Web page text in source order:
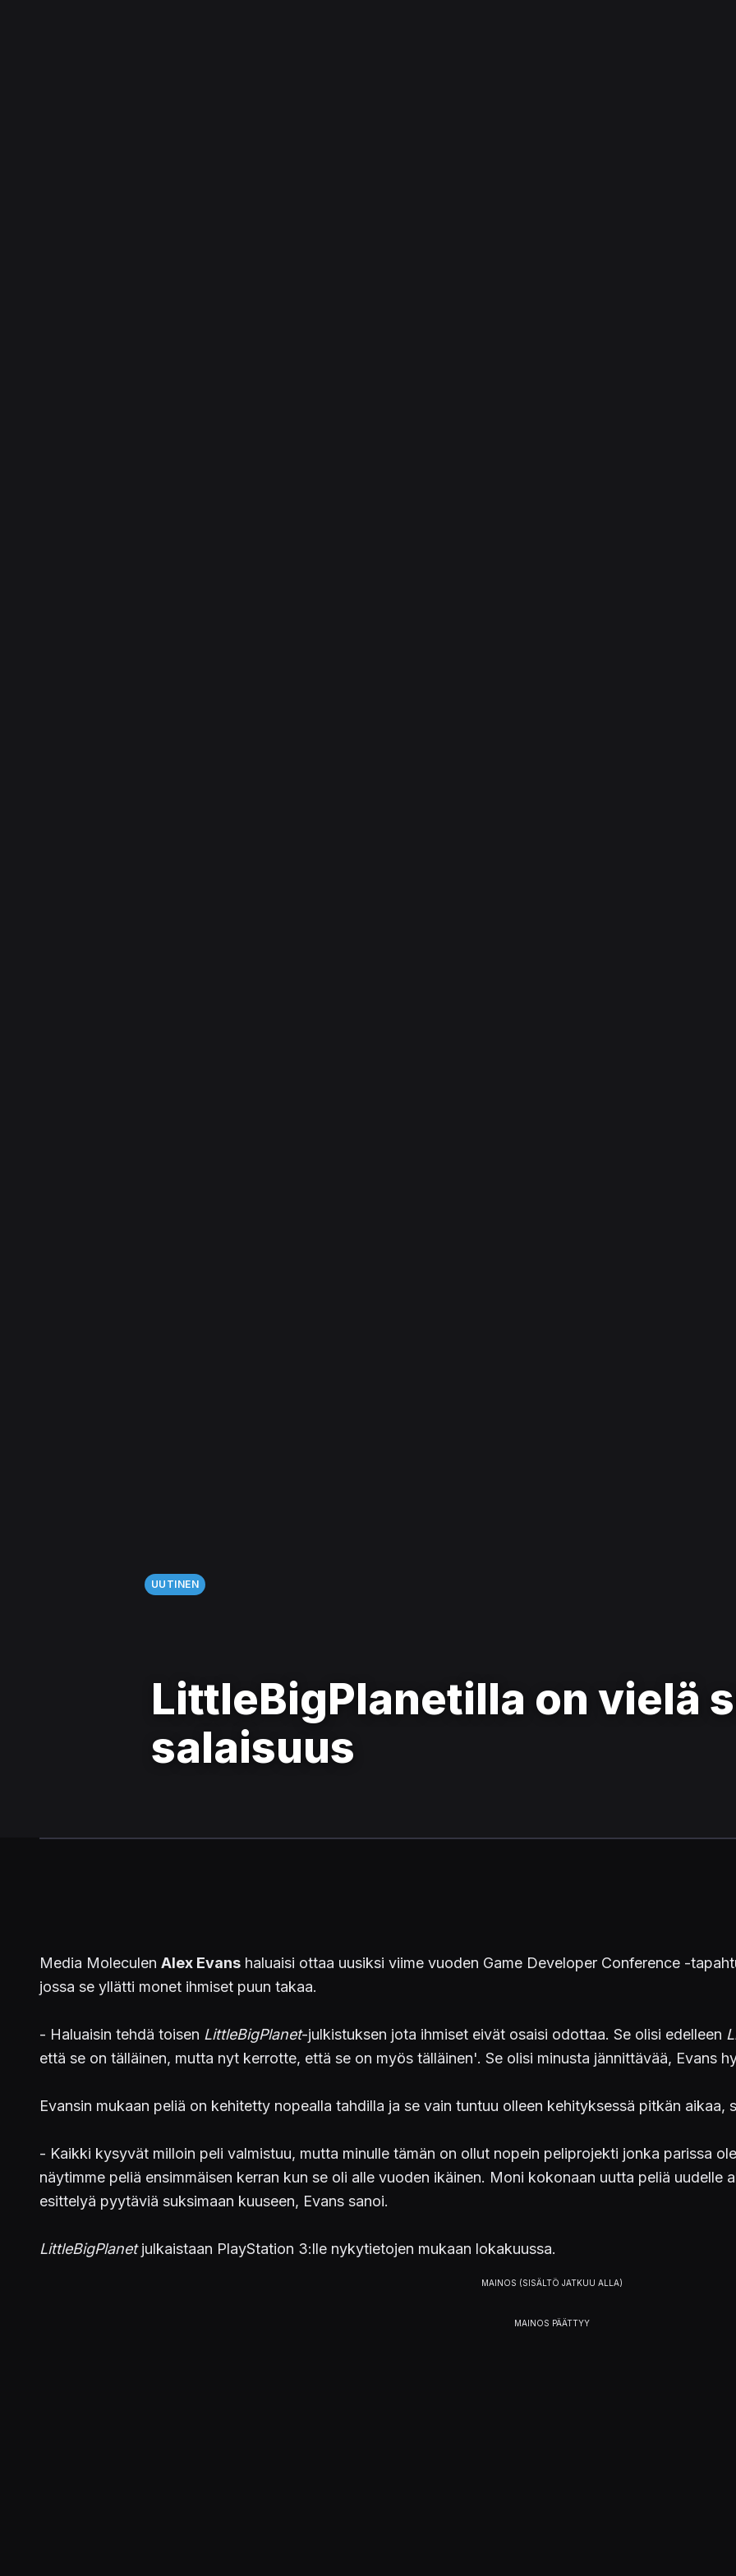
UUTINEN
LittleBigPlanetilla on vielä
salaisuus
Media Moleculen Alex Evans haluaisi ottaa uusiksi viime vuoden Game Developer Conference -
jossa se yllätti monet ihmiset puun takaa.
- Haluaisin tehdä toisen LittleBigPlanet-julkistuksen jota ihmiset eivät osaisi odottaa. Se olisi edelleen
että se on tälläinen, mutta nyt kerrotte, että se on myös tälläinen'. Se olisi minusta jännittävää, Evans
Evansin mukaan peliä on kehitetty nopealla tahdilla ja se vain tuntuu olleen kehityksessä pitkän aikaa,
- Kaikki kysyvät milloin peli valmistuu, mutta minulle tämän on ollut nopein peliprojekti jonka parissa
näytimme peliä ensimmäisen kerran kun se oli alle vuoden ikäinen. Moni kokonaan uutta peliä uudelle
esittelyä pyytäviä suksimaan kuuseen, Evans sanoi.
LittleBigPlanetjulkaistaan PlayStation 3:lle nykytietojen mukaan lokakuussa.